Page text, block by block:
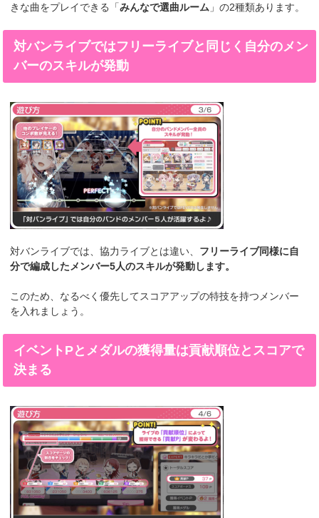
きな曲をプレイできる「みんなで選曲ルーム 」の2種類あります。
対バンライブではフリーライブと同じく自分のメン
バーのスキルが発動
対バンライブでは、協力ライブとは違い、 フリーライブ同様に自
分で編成したメンバー5人のスキルが発動します。
このため、なるべく優先してスコアアップの特技を持つメンバー
を入れましょう。
イベントPとメダルの獲得量は貢献順位とスコアで
決まる